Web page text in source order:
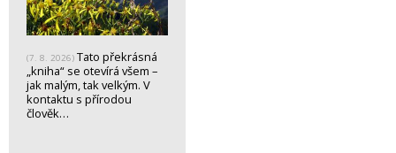
(7. 8. 2026) Tato překrásná
„kniha“ se otevírá všem –
jak malým, tak velkým. V
kontaktu s přírodou
člověk…